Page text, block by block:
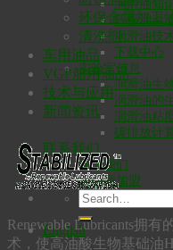
润滑油知
环保润滑
润滑油技
下载中心
实验室信息
润滑油生
润滑油的
润滑油粘
碳排放计
联系我们
加入我们
经销商加盟
English
环保金属加工
清洗剂
车用油品
VGP船用油品
技术与应用
新闻资讯
Renewable Lubricants拥
术，使高油酸生物基础油